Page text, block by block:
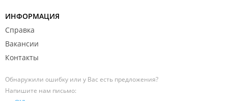
ИНФОРМАЦИЯ
Справка
Вакансии
Контакты
Обнаружили ошибку или у Вас есть предложения?
Напишите нам письмо: